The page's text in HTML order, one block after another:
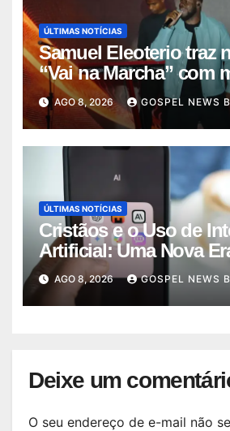
ÚLTIMAS NOTÍCIAS
Samuel Eleoterio traz
“Vai na Marcha” com
de f…
AGO 8, 2026 GOSPEL NEWS
ÚLTIMAS NOTÍCIAS
Cristãos e o Uso de
Artificial: Uma Nova
AGO 8, 2026 GOSPEL NEWS
Deixe um
O seu endereço de e-mail não